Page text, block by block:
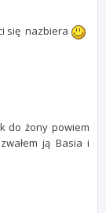
się nazbiera
do żony powiem
ją Basia i